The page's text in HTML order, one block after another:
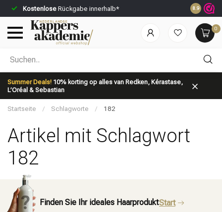
Kostenlose Rückgabe innerhalb* Vor 23:59
8.9
0
Summer Deals! 10% korting op alles van Redken, Kérastase,
L’Oréal & Sebastian
Nach welcher Kategorie suchst du?
Marken
Startseite / Schlagworte / 182
Artikel mit Schlagwort
182
Finden Sie Ihr ideales HaarproduktStart